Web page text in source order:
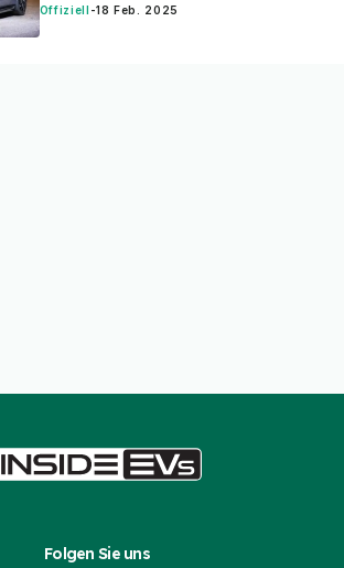
Offiziell -18 Feb. 2025
Folgen Sie uns